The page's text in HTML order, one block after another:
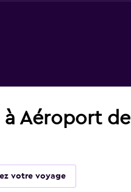
Aéroport de
votre voyage